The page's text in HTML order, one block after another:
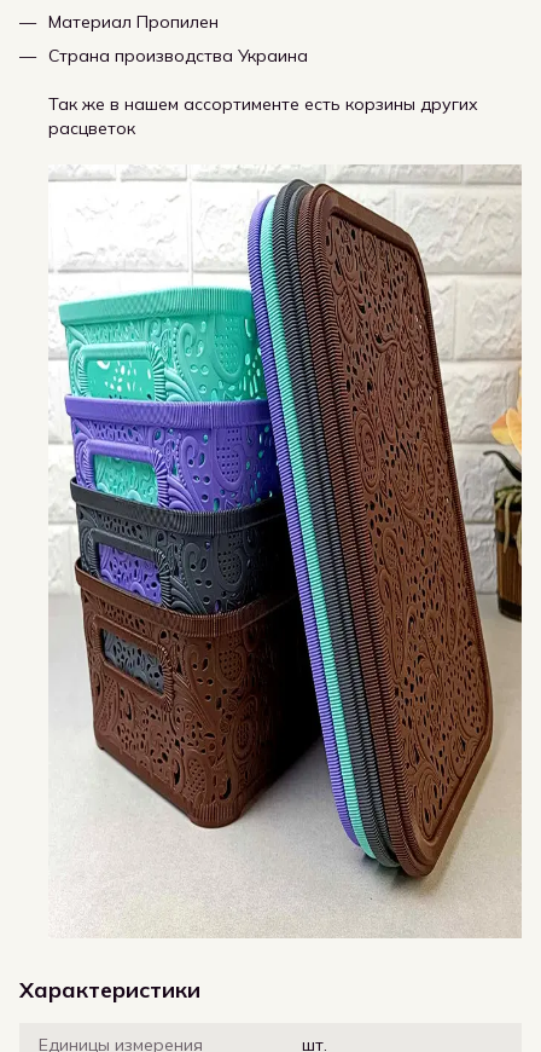
Материал Пропилен
Страна производства Украина
Так же в нашем ассортименте есть корзины других
расцветок
Характеристики
Единицы измерения шт.